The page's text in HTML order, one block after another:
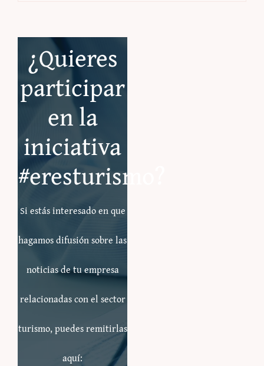
¿Quieres
participar
en la
iniciativa
#eresturismo?
Si estás interesado en que
hagamos difusión sobre las
noticias de tu empresa
relacionadas con el sector
turismo, puedes remitirlas
aquí: